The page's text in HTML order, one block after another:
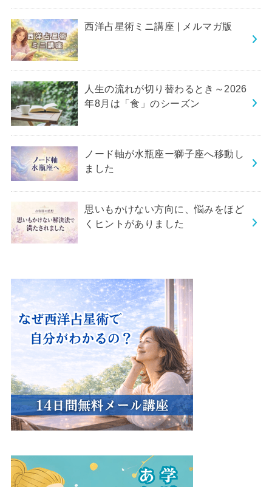
西洋占星術ミニ講座 | メルマガ版
人生の流れが切り替わるとき～2026
年8月は「食」のシーズン
ノード軸が水瓶座ー獅子座へ移動し
ました
思いもかけない方向に、悩みをほど
くヒントがありました